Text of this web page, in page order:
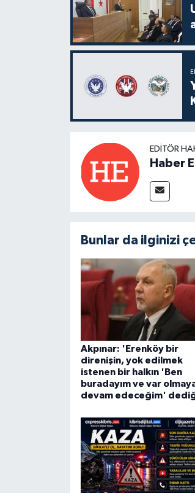
EDITÖR
Haber
Bunlar da ilginizi
Akpınar: 'Erenköy bir
direnişin, yok edilmek
istenen bir halkın 'Ben
buradayım ve var
devam edeceğim'